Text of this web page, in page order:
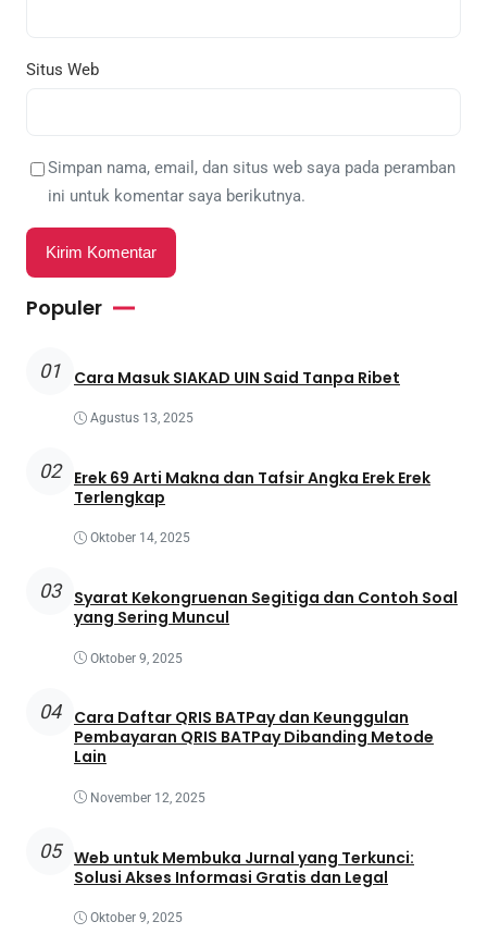
Situs Web
Simpan nama, email, dan situs web saya pada peramban
ini untuk komentar saya berikutnya.
Populer
01 Cara Masuk SIAKAD UIN Said Tanpa Ribet
Agustus 13, 2025
02
Erek 69 Arti Makna dan Tafsir Angka Erek Erek
Terlengkap
Oktober 14, 2025
03
Syarat Kekongruenan Segitiga dan Contoh Soal
yang Sering Muncul
Oktober 9, 2025
04
Cara Daftar QRIS BATPay dan Keunggulan
Pembayaran QRIS BATPay Dibanding Metode
Lain
November 12, 2025
05 Web untuk Membuka Jurnal yang Terkunci:
Solusi Akses Informasi Gratis dan Legal
Oktober 9, 2025